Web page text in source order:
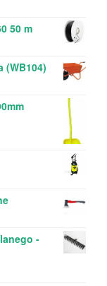
50 m
(WB104)
-